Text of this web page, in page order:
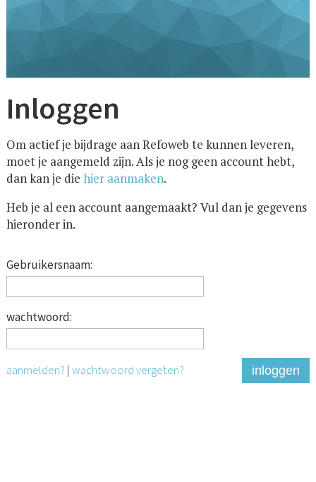
Inloggen
Om actief je bijdrage aan Refoweb te kunnen leveren,
moet je aangemeld zijn. Als je nog geen account hebt,
dan kan je die hier aanmaken.
Heb je al een account aangemaakt? Vul dan je gegevens
hieronder in.
Gebruikersnaam:
wachtwoord:
aanmelden? | wachtwoord vergeten? inloggen